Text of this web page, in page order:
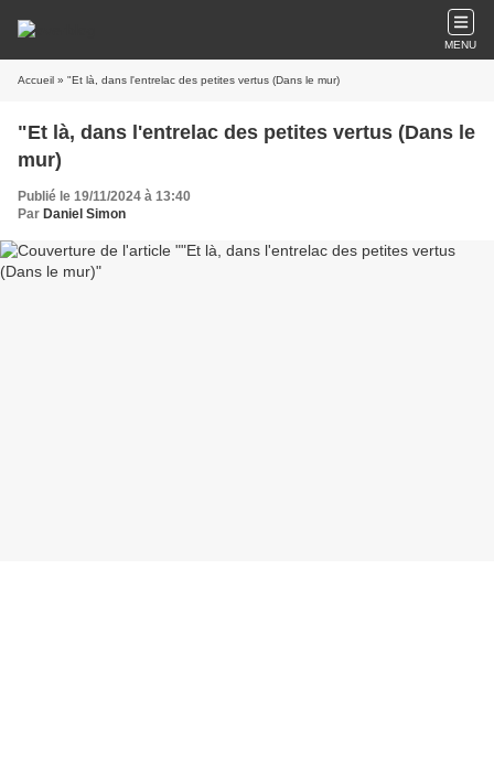
MENU
Accueil » "Et là, dans l'entrelac des petites vertus (Dans le mur)
"Et là, dans l'entrelac des petites vertus (Dans le
mur)
Publié le 19/11/2024 à 13:40
Par Daniel Simon